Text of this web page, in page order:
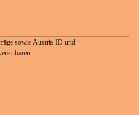
sowie Austria-ID und